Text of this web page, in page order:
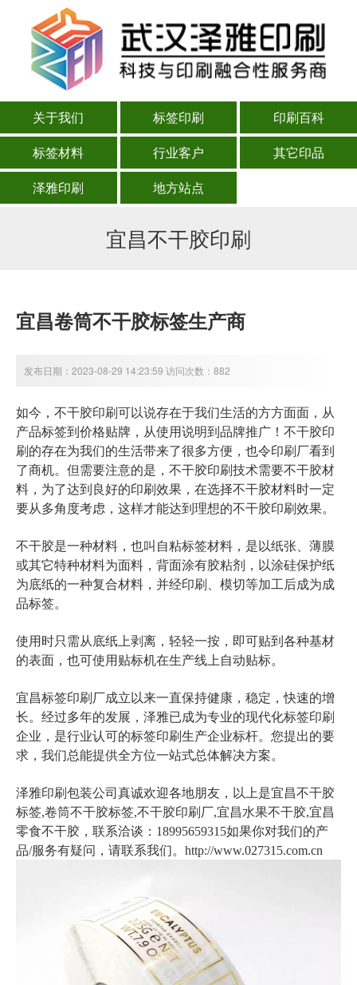
关于我们 标签印刷
印刷百科
标签材料
行业客户
其它印品
泽雅印刷
地方站点
宜昌不干胶印刷
宜昌卷筒不干胶标签生产商
发布日期：2023-08-29 14:23:59 访问次数：882
如今，不干胶印刷可以说存在于我们生活的方方面面，从
产品标签到价格贴牌，从使用说明到品牌推广！不干胶印
刷的存在为我们的生活带来了很多方便，也令印刷厂看到
了商机。但需要注意的是，不干胶印刷技术需要不干胶材
料，为了达到良好的印刷效果，在选择不干胶材料时一定
要从多角度考虑，这样才能达到理想的不干胶印刷效果。
不干胶是一种材料，也叫自粘标签材料，是以纸张、薄膜
或其它特种材料为面料，背面涂有胶粘剂，以涂硅保护纸
为底纸的一种复合材料，并经印刷、模切等加工后成为成
品标签。
使用时只需从底纸上剥离，轻轻一按，即可贴到各种基材
的表面，也可使用贴标机在生产线上自动贴标。
宜昌标签印刷厂成立以来一直保持健康，稳定，快速的增
长。经过多年的发展，泽雅已成为专业的现代化标签印刷
企业，是行业认可的标签印刷生产企业标杆。您提出的要
求，我们总能提供全方位一站式总体解决方案。
泽雅印刷包装公司真诚欢迎各地朋友，以上是宜昌不干胶
标签,卷筒不干胶标签,不干胶印刷厂,宜昌水果不干胶,宜昌
零食不干胶 ，联系洽谈：18995659315如果你对我们的产
品/服务有疑问，请联系我们。http://www.027315.com.cn